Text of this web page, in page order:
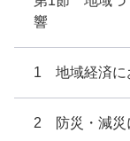
響
1 地域経済に
2 防災・減災